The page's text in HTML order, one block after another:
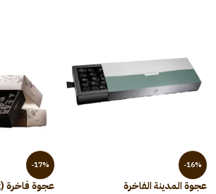
-16%
عجوة المدينة الفاخرة
-17%
عجوة فاخرة (2 كيلو)